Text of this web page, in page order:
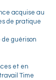
acquise au
de pratique
guérison
et en
Time